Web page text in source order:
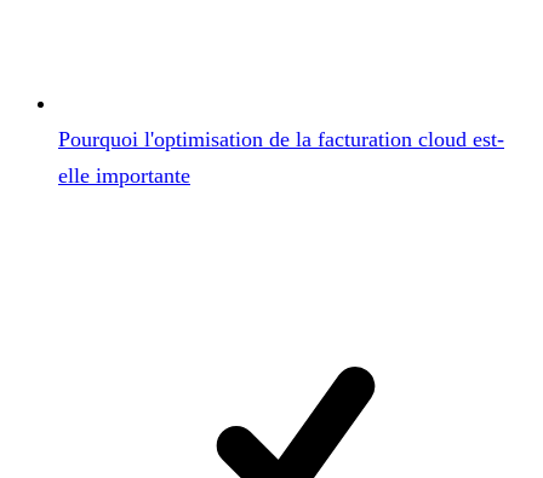
Pourquoi l'optimisation de la facturation cloud est-
elle importante